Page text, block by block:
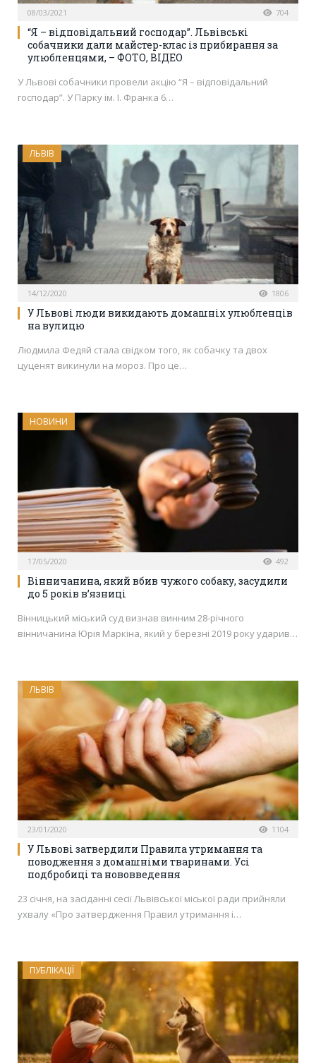
08/03/2021 704
“Я – відповідальний господар”. Львівські
собачники дали майстер-клас із прибирання за
улюбленцями, – ФОТО, ВІДЕО
У Львові собачники провели акцію “Я – відповідальний
господар”. У Парку ім. І. Франка 6…
ЛЬВІВ
14/12/2020 1806
У Львові люди викидають домашніх улюбленців
на вулицю
Людмила Федяй стала свідком того, як собачку та двох
цуценят викинули на мороз. Про це…
НОВИНИ
17/05/2020 492
Вінничанина, який вбив чужого собаку, засудили
до 5 років в’язниці
Вінницький міський суд визнав винним 28-річного
вінничанина Юрія Маркіна, який у березні 2019 року ударив…
ЛЬВІВ
23/01/2020 1104
У Львові затвердили Правила утримання та
поводження з домашніми тваринами. Усі
подбробиці та нововведення
23 січня, на засіданні сесії Львівської міської ради прийняли
ухвалу «Про затвердження Правил утримання і…
ПУБЛІКАЦІЇ